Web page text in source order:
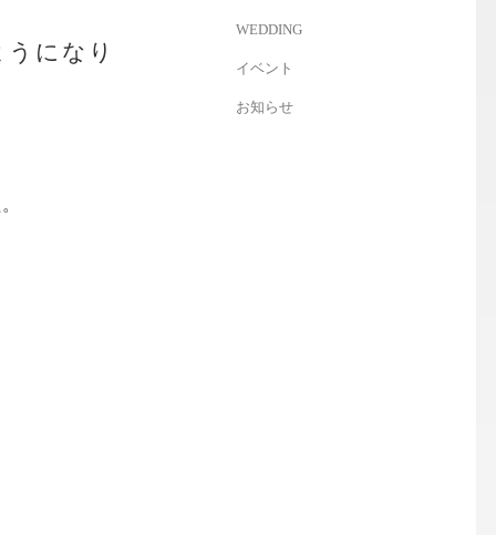
になり
WEDDING
イベント
お知らせ